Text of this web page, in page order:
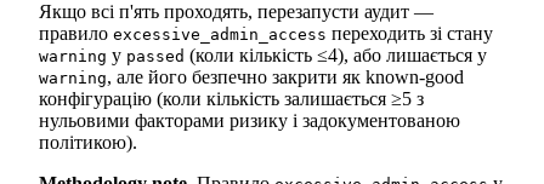
Якщо всі п'ять проходять, перезапусти аудит —
правило excessive_admin_access переходить зі стану
warning у passed (коли кількість ≤4), або лишається у
warning, але його безпечно закрити як known-good
конфігурацію (коли кількість залишається ≥5 з
нульовими факторами ризику і задокументованою
політикою).